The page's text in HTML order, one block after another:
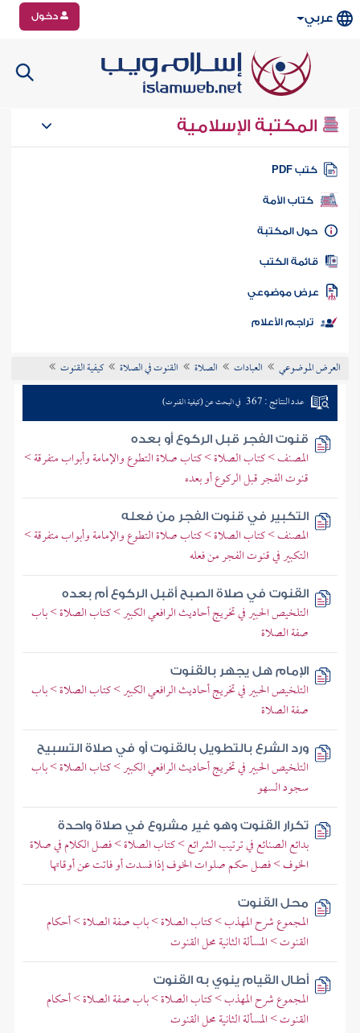
عربي دخول
المكتبة الإسلامية
كتب PDF
كتاب الأمة
المكتبة
الكتب
موضوعي
تراجم الأعلام
العرض الموضوعي العبادات الصلاة القنوت في الصلاة كيفية القنوت
عدد النتائج : 367 في البحث عن (كيفية القنوت)
قنوت الفجر قبل الركوع أو بعده
المصنف > كتاب الصلاة > كتاب صلاة التطوع والإمامة وأبواب متفرقة >
قنوت الفجر قبل الركوع أو بعده
التكبير في قنوت الفجر من فعله
المصنف > كتاب الصلاة > كتاب صلاة التطوع والإمامة وأبواب متفرقة >
التكبير في قنوت الفجر من فعله
القنوت في صلاة الصبح أقبل الركوع أم بعده
التلخيص الحبير في تخريج أحاديث الرافعي الكبير > كتاب الصلاة > باب
صفة الصلاة
الإمام هل يجهر بالقنوت
التلخيص الحبير في تخريج أحاديث الرافعي الكبير > كتاب الصلاة > باب
صفة الصلاة
ورد الشرع بالتطويل بالقنوت أو في صلاة التسبيح
التلخيص الحبير في تخريج أحاديث الرافعي الكبير > كتاب الصلاة > باب
سجود السهو
تكرار القنوت وهو غير مشروع في صلاة واحدة
بدائع الصنائع في ترتيب الشرائع > كتاب الصلاة > فصل الكلام في صلاة
الخوف > فصل حكم صلوات الخوف إذا فسدت أو فاتت عن أوقاتها
محل القنوت
المجموع شرح المهذب > كتاب الصلاة > باب صفة الصلاة > أحكام
القنوت > المسألة الثانية محل القنوت
أطال القيام ينوي به القنوت
المجموع شرح المهذب > كتاب الصلاة > باب صفة الصلاة > أحكام
القنوت > المسألة الثانية محل القنوت